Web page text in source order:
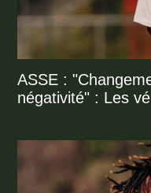
ASSE :
négativité" : Les